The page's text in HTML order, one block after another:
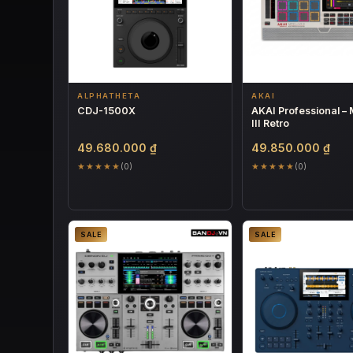
ALPHATHETA
CDJ-1500X
49.680.000 ₫
★★★★★ (0)
AKAI
AKAI Professional –
III Retro
49.850.000 ₫
★★★★★ (0)
SALE SALE